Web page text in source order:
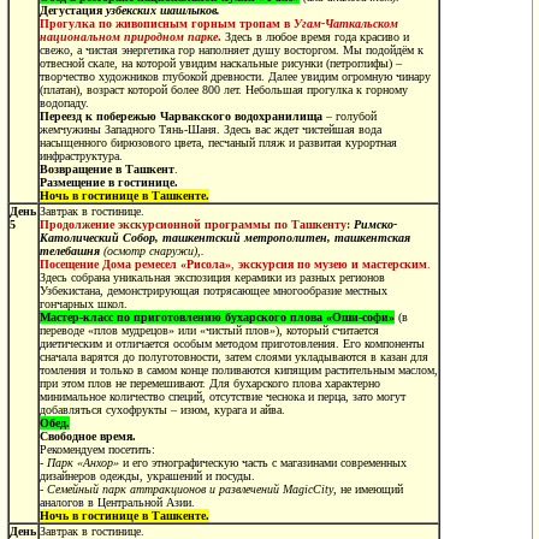
Дегустация узбекских шашлыков.
Прогулка по живописным горным тропам в Угам-Чаткальском
национальном природном парке. Здесь в любое время года красиво и
свежо, а чистая энергетика гор наполняет душу восторгом. Мы подойдём к
отвесной скале, на которой увидим наскальные рисунки (петроглифы) –
творчество художников глубокой древности. Далее увидим огромную чинару
(платан), возраст которой более 800 лет. Небольшая прогулка к горному
водопаду.
Переезд к побережью Чарвакского водохранилища – голубой
жемчужины Западного Тянь-Шаня. Здесь вас ждет чистейшая вода
насыщенного бирюзового цвета, песчаный пляж и развитая курортная
инфраструктура.
Возвращение в Ташкент
Размещение в гостинице.
Ночь в гостинице в Ташкенте.
День
5
Завтрак в гостинице.
Продолжение экскурсионной программы по Ташкенту: Римско-
Католический Собор, ташкентский метрополитен, ташкентская
телебашня (осмотр снаружи),.
Посещение Дома ремесел «Рисола» экскурсия по музею и мастерским
Здесь собрана уникальная экспозиция керамики из разных регионов
Узбекистана, демонстрирующая потрясающее многообразие местных
гончарных школ.
Мастер-класс по приготовлению бухарского плова «Оши-софи» (в
переводе «плов мудрецов» или «чистый плов»), который считается
диетическим и отличается особым методом приготовления. Его компоненты
сначала варятся до полуготовности, затем слоями укладываются в казан для
томления и только в самом конце поливаются кипящим растительным маслом,
при этом плов не перемешивают. Для бухарского плова характерно
минимальное количество специй, отсутствие чеснока и перца, зато могут
добавляться сухофрукты – изюм, курага и айва.
Обед.
Свободное время.
Рекомендуем посетить:
- Парк «Анхор» и его этнографическую часть с магазинами современных
дизайнеров одежды, украшений и посуды.
- Семейный парк аттракционов и развлечений MagicCity, не имеющий
аналогов в Центральной Азии.
Ночь в гостинице в Ташкенте.
День Завтрак в гостинице.